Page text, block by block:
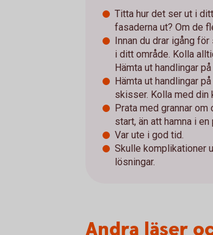
Titta hur det ser ut i
fasaderna ut? Om de
Innan du drar igång
i ditt område. Kolla
Hämta ut handlingar
Hämta ut handlingar
skisser. Kolla med din
Prata med grannar
start, än att hamna i
Var ute i god tid.
Skulle komplikationer
lösningar.